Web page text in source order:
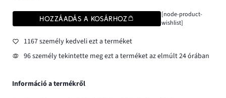
HOZZÁADÁS A KOSÁRHOZ
[node-product-
wishlist]
1167 személy kedveli ezt a terméket
96 személy tekintette meg ezt a terméket az elmúlt 24 órában
Információ a termékről